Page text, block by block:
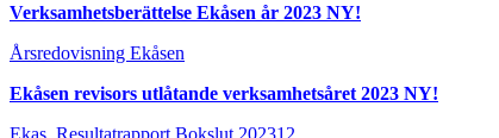
Verksamhetsberättelse Ekåsen år 2023 NY!
Årsredovisning Ekåsen
Ekåsen revisors utlåtande verksamhetsåret 2023 NY!
Ekas_Resultatrapport Bokslut 202312